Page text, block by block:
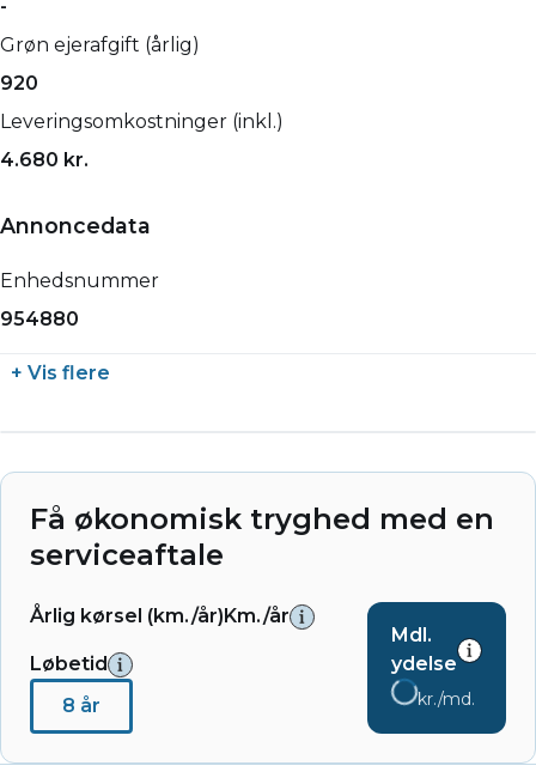
-
Grøn ejerafgift (årlig)
920
Leveringsomkostninger (inkl.)
4.680 kr.
Annoncedata
Enhedsnummer
954880
+ Vis flere
Få økonomisk tryghed med en
serviceaftale
Årlig kørsel (km./år)Km./år
Løbetid
8 år
Mdl.
ydelse
kr./md.